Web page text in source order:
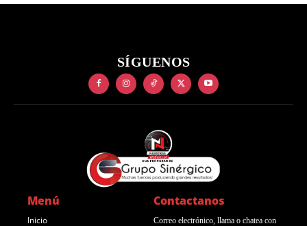
SÍGUENOS
Menú
Inicio
Contactanos
Correo electrónico, llama o chatea con